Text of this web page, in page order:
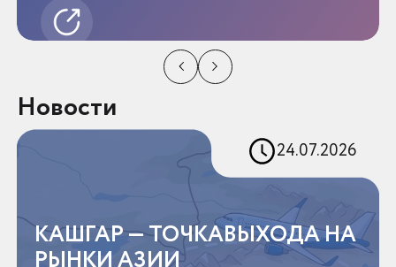
Новости
24.07.2026
КАШГАР — ТОЧКАВЫХОДА НА